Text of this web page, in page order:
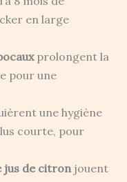
en large
prolongent la
pour une
une hygiène
courte, pour
jus de citronjouent